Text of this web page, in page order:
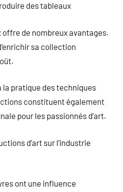
des tableaux
offre de nombreux avantages.
sa collection
la pratique des techniques
constituent également
pour les passionnés d’art.
d’art sur l’industrie
ont une influence